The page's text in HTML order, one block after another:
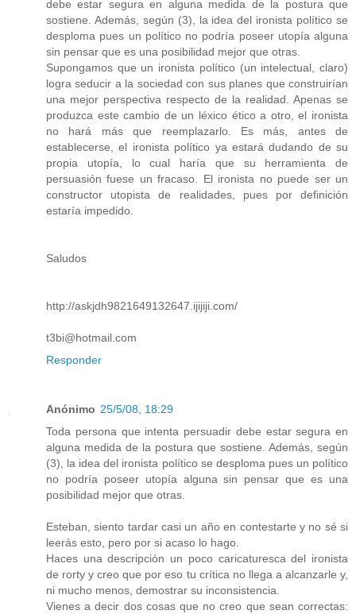
debe estar segura en alguna medida de la postura que
sostiene. Además, según (3), la idea del ironista político se
desploma pues un político no podría poseer utopía alguna
sin pensar que es una posibilidad mejor que otras.
Supongamos que un ironista político (un intelectual, claro)
logra seducir a la sociedad con sus planes que construirían
una mejor perspectiva respecto de la realidad. Apenas se
produzca este cambio de un léxico ético a otro, el ironista
no hará más que reemplazarlo. Es más, antes de
establecerse, el ironista político ya estará dudando de su
propia utopía, lo cual haría que su herramienta de
persuasión fuese un fracaso. El ironista no puede ser un
constructor utopista de realidades, pues por definición
estaría impedido.
Saludos
http://askjdh9821649132647.ijijiji.com/
t3bi@hotmail.com
Responder
Anónimo 25/5/08, 18:29
Toda persona que intenta persuadir debe estar segura en
alguna medida de la postura que sostiene. Además, según
(3), la idea del ironista político se desploma pues un político
no podría poseer utopía alguna sin pensar que es una
posibilidad mejor que otras.
Esteban, siento tardar casi un año en contestarte y no sé si
leerás esto, pero por si acaso lo hago.
Haces una descripción un poco caricaturesca del ironista
de rorty y creo que por eso tu crítica no llega a alcanzarle y,
ni mucho menos, demostrar su inconsistencia.
Vienes a decir dos cosas que no creo que sean correctas: